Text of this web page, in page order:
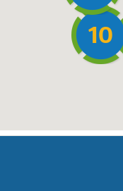
10